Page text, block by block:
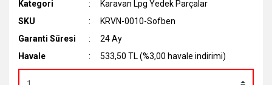
Kategori
Karavan Lpg Yedek Parçalar
SKU
KRVN-0010-Sofben
Garanti Süresi
24 Ay
Havale
533,50 TL (%3,00 havale indirimi)